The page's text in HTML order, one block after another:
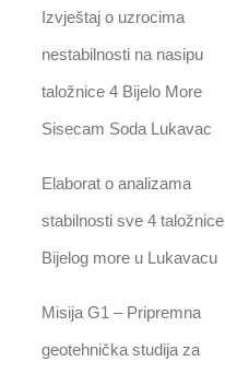
Izvještaj o uzrocima
nestabilnosti na nasipu
taložnice 4 Bijelo More
Sisecam Soda Lukavac
Elaborat o analizama
stabilnosti sve 4 taložnice
Bijelog more u Lukavacu
Misija G1 – Pripremna
geotehnička studija za